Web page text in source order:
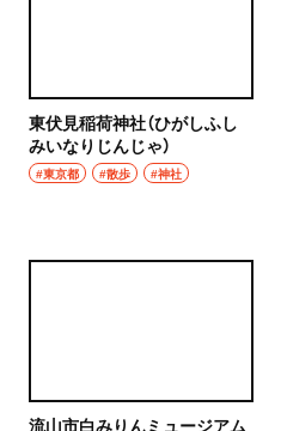
東伏見稲荷神社（ひがしふし
みいなりじんじゃ）
#東京都 #散歩 #神社
流山市白みりんミュージアム